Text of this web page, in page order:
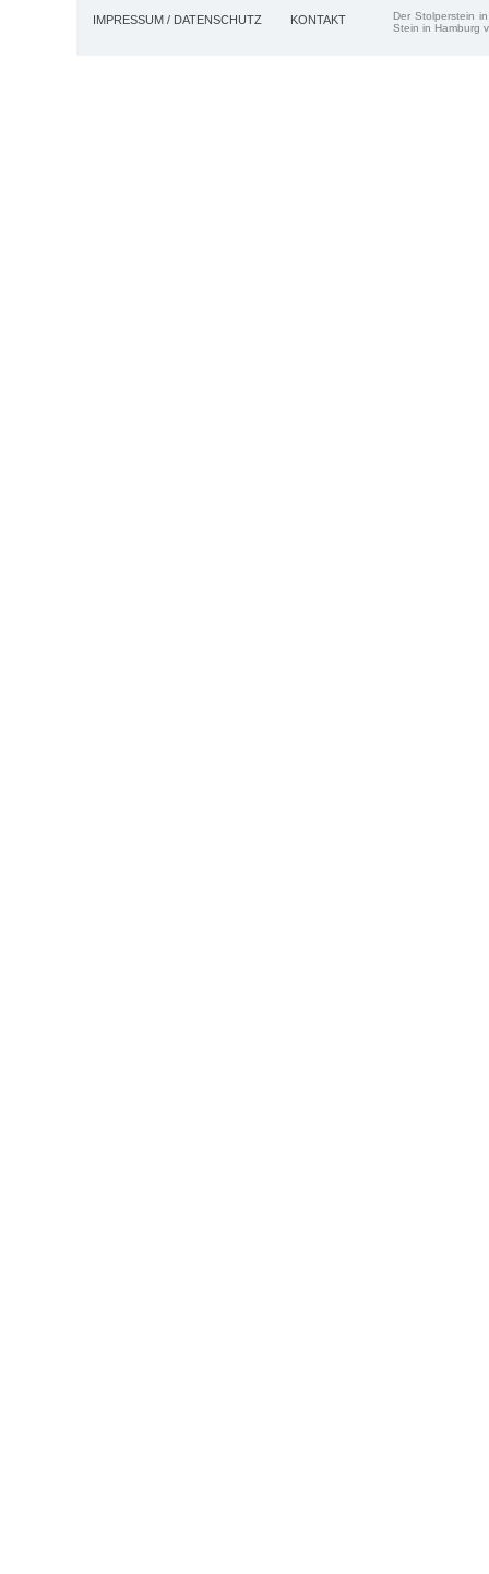
IMPRESSUM / DATENSCHUTZ KONTAKT
Der Stolperstein
Stein in Hamburg